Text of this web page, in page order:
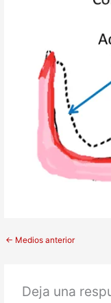
← Medios anterior
Deja una